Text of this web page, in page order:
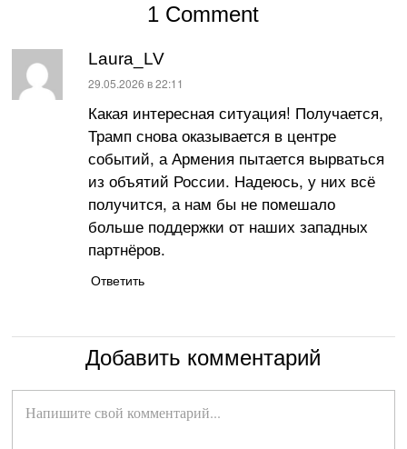
1 Comment
Laura_LV
:
29.05.2026 в 22:11
Какая интересная ситуация! Получается,
Трамп снова оказывается в центре
событий, а Армения пытается вырваться
из объятий России. Надеюсь, у них всё
получится, а нам бы не помешало
больше поддержки от наших западных
партнёров.
Ответить
Добавить комментарий